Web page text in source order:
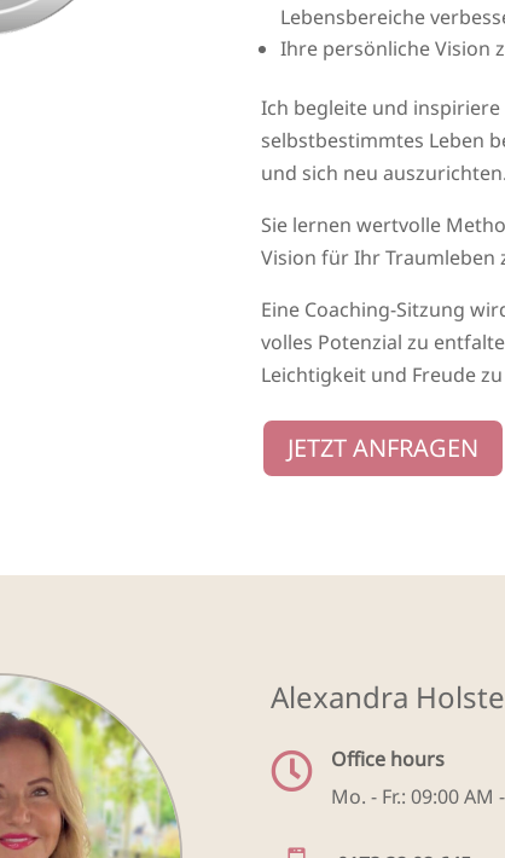
Lebensbereiche
Ihre persönliche Vision
Ich begleite und inspiriere
selbstbestimmtes Leben
und sich neu
Sie lernen wertvolle
Vision für Ihr Traumleben
Eine Coaching-Sitzung
volles Potenzial zu
Leichtigkeit und Freude
JETZT ANFRAGEN
Alexandra Holste

Office hours
Mo. - Fr.: 09:00 AM